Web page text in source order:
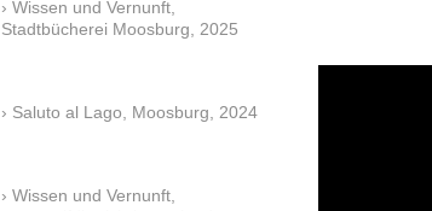
Wissen und Vernunft,
Stadtbücherei Moosburg, 2025
Saluto al Lago, Moosburg, 2024
Wissen und Vernunft,